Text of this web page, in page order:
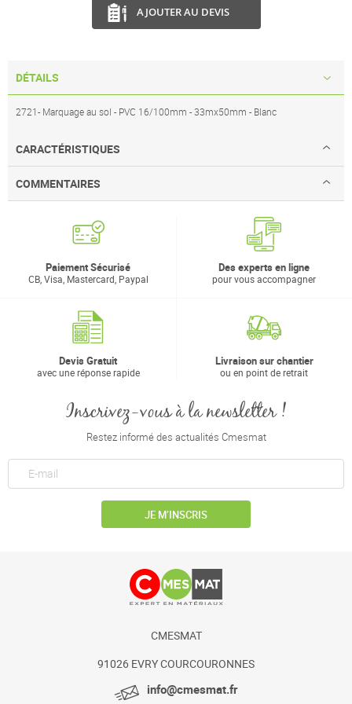
AJOUTER AU DEVIS
DÉTAILS
2721- Marquage au sol - PVC 16/100mm - 33mx50mm - Blanc
CARACTÉRISTIQUES
COMMENTAIRES
Paiement Sécurisé
CB, Visa, Mastercard, Paypal
Des experts en ligne
pour vous accompagner
Devis Gratuit
avec une réponse rapide
Livraison sur chantier
ou en point de retrait
Inscrivez-vous à la newsletter !
Restez informé des actualités Cmesmat
JE M’INSCRIS
CMESMAT
91026 EVRY COURCOURONNES
info@cmesmat.fr